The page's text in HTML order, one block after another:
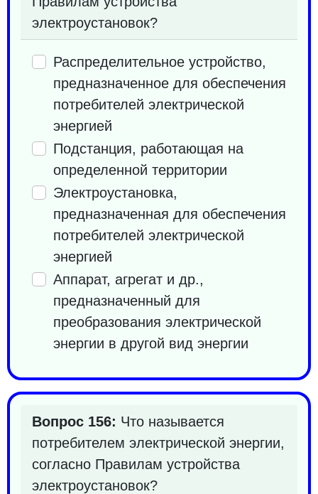
электроустановок?
Распределительное устройство,
предназначенное для обеспечения
потребителей электрической
энергией
Подстанция, работающая на
определенной территории
Электроустановка,
предназначенная для обеспечения
потребителей электрической
энергией
Аппарат, агрегат и др.,
предназначенный для
преобразования электрической
энергии в другой вид энергии
Вопрос 156: Что называется
потребителем электрической энергии,
согласно Правилам устройства
электроустановок?